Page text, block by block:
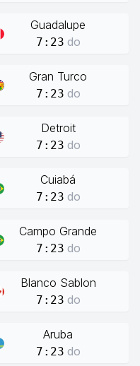
Guadalupe
7:23 do
Gran Turco
7:23 do
Detroit
7:23 do
Cuiabá
7:23 do
Campo Grande
7:23 do
Blanco Sablon
7:23 do
Aruba
7:23 do